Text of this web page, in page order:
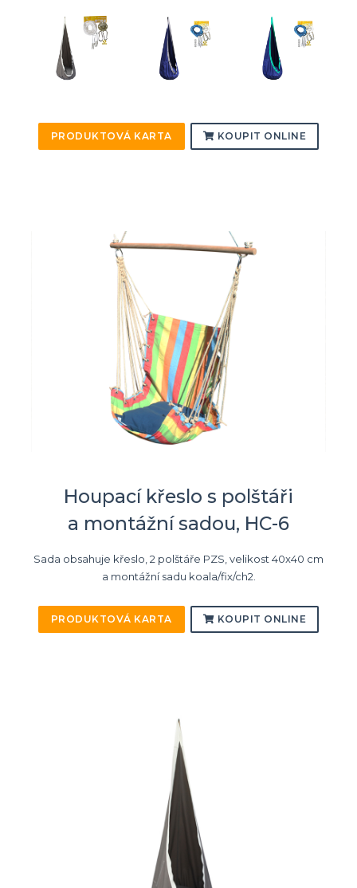
PRODUKTOVÁ KARTA KOUPIT ONLINE
Houpací křeslo s polštáři
a montážní sadou, HC-6
Sada obsahuje křeslo, 2 polštáře PZS, velikost 40x40 cm
a montážní sadu koala/fix/ch2.
PRODUKTOVÁ KARTA KOUPIT ONLINE